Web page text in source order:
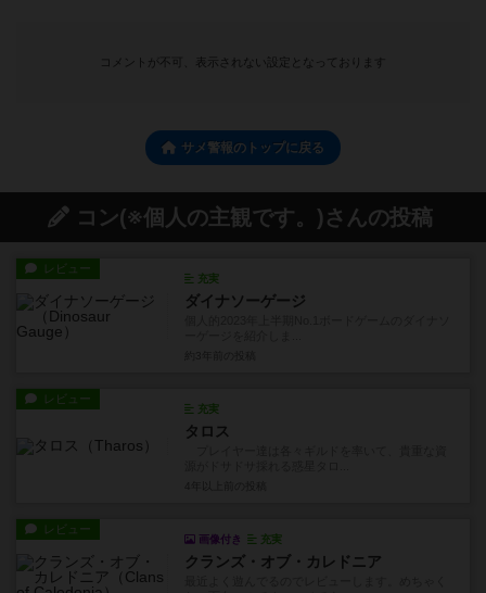
コメントが不可、表示されない設定となっております
サメ警報のトップに戻る
コン(※個人の主観です。)さんの投稿
レビュー
充実
ダイナソーゲージ
レビュー
充実
タロス
レビュー
画像付き 充実
クランズ・オブ・カレドニア